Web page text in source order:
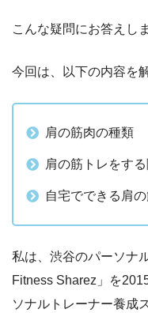
こんな疑問にお答えし
今回は、以下の内容を
肩の筋肉の種類
肩の筋トレをす
自宅でできる肩
私は、渋谷のパーソナ
Fitness Sharez」を
ソナルトレーナー養成